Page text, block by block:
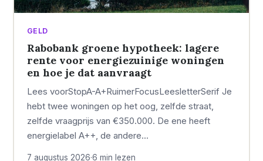
GELD
Rabobank groene hypotheek: lagere
rente voor energiezuinige woningen
en hoe je dat aanvraagt
Lees voorStopA-A+RuimerFocusLeesletterSerif Je
hebt twee woningen op het oog, zelfde straat,
zelfde vraagprijs van €350.000. De ene heeft
energielabel A++, de andere…
7 augustus 2026·6 min lezen